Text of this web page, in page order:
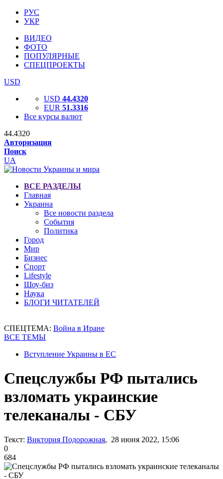
РУС
УКР
ВИДЕО
ФОТО
ПОПУЛЯРНЫЕ
СПЕЦПРОЕКТЫ
USD
USD 44.4320
EUR 51.3316
Все курсы валют
44.4320
Авторизация
Поиск
UA
ВСЕ РАЗДЕЛЫ
Главная
Украина
Все новости раздела
События
Политика
Город
Мир
Бизнес
Спорт
Lifestyle
Шоу-биз
Наука
БЛОГИ ЧИТАТЕЛЕЙ
СПЕЦТЕМА: Война в Иране
ВСЕ ТЕМЫ
Вступление Украины в ЕС
Спецслужбы РФ пытались
взломать украинские
телеканалы - СБУ
Текст: Виктория Подорожная, 28 июня 2022, 15:06
0
684